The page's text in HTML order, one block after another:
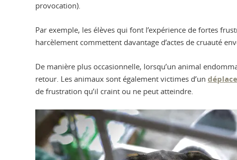
provocation).
Par exemple, les élèves qui font l’expérience de fortes
harcèlement commettent davantage d’actes de cruauté
De manière plus occasionnelle, lorsqu’un animal
retour. Les animaux sont également victimes d’un
de frustration qu’il craint ou ne peut atteindre.